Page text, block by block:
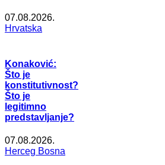
07.08.2026.
Hrvatska
Konaković:
Što je
konstitutivnost?
Što je
legitimno
predstavljanje?
07.08.2026.
Herceg Bosna